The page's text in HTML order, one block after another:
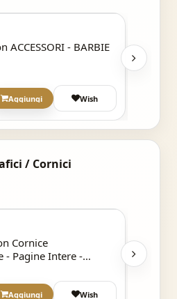
ACCESSORI - BARBIE
Aggiungi Wish
Set
/ Cornici
Cornice
- Pagine Intere -
Aggiungi Wish